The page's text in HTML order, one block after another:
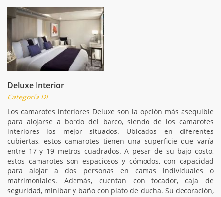
Deluxe Interior
Categoría DI
Los camarotes interiores Deluxe son la opción más asequible
para alojarse a bordo del barco, siendo de los camarotes
interiores los mejor situados. Ubicados en diferentes
cubiertas, estos camarotes tienen una superficie que varía
entre 17 y 19 metros cuadrados. A pesar de su bajo costo,
estos camarotes son espaciosos y cómodos, con capacidad
para alojar a dos personas en camas individuales o
matrimoniales. Además, cuentan con tocador, caja de
seguridad, minibar y baño con plato de ducha. Su decoración,